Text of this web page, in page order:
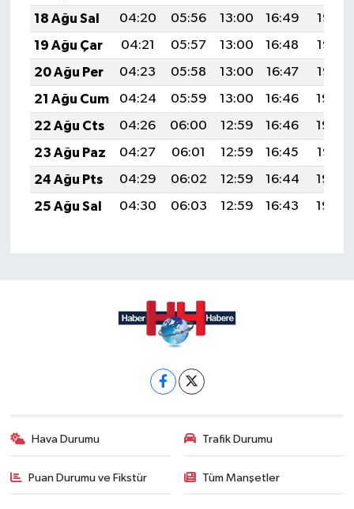
18 Ağu Sal
04:20 05:56 13:00 16:49
19:55
19 Ağu Çar
04:21 05:57 13:00 16:48
19:53
20 Ağu Per
04:23 05:58 13:00 16:47
19:52
21 Ağu Cum
04:24 05:59 13:00 16:46
19:50
22 Ağu Cts
04:26 06:00 12:59 16:46
19:49
23 Ağu Paz
04:27 06:01 12:59 16:45
19:47
24 Ağu Pts
04:29 06:02 12:59 16:44
19:46
25 Ağu Sal
04:30 06:03 12:59 16:43 19:44
Hava Durumu Trafik Durumu
Puan Durumu ve Fikstür Tüm Manşetler